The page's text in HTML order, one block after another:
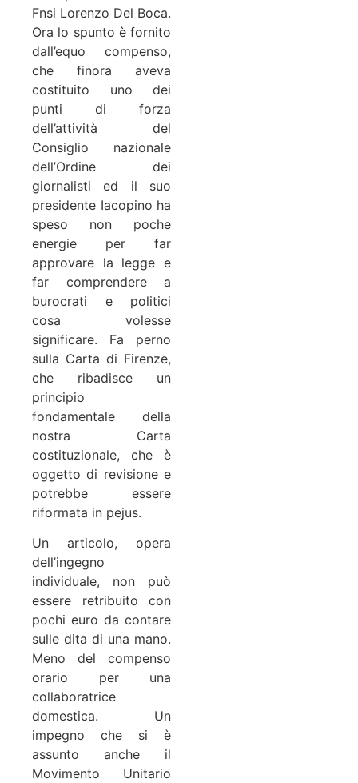
Fnsi Lorenzo Del Boca.
Ora lo spunto è fornito
dall’equo compenso,
che finora aveva
costituito uno dei
punti di forza
dell’attività del
Consiglio nazionale
dell’Ordine dei
giornalisti ed il suo
presidente Iacopino ha
speso non poche
energie per far
approvare la legge e
far comprendere a
burocrati e politici
cosa volesse
significare. Fa perno
sulla Carta di Firenze,
che ribadisce un
principio
fondamentale della
nostra Carta
costituzionale, che è
oggetto di revisione e
potrebbe essere
riformata in pejus.
Un articolo, opera
dell’ingegno
individuale, non può
essere retribuito con
pochi euro da contare
sulle dita di una mano.
Meno del compenso
orario per una
collaboratrice
domestica. Un
impegno che si è
assunto anche il
Movimento Unitario